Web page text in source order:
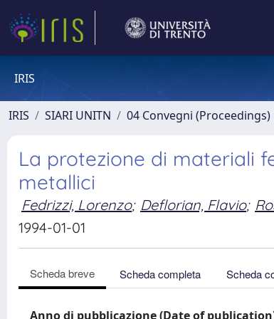
IRIS
IRIS SIARI UNITN 04 Convegni (Proceedings)
La protezione di materiali
metallici
Fedrizzi, Lorenzo; Deflorian, Flavio;
1994-01-01
Scheda breve Scheda completa Scheda
Anno di pubblicazione (Date of